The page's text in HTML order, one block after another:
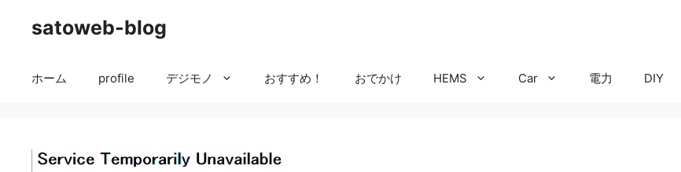
satoweb-blog
ホーム profile デジモノ おすすめ！ おでかけ HEMS Car 電力 DIY